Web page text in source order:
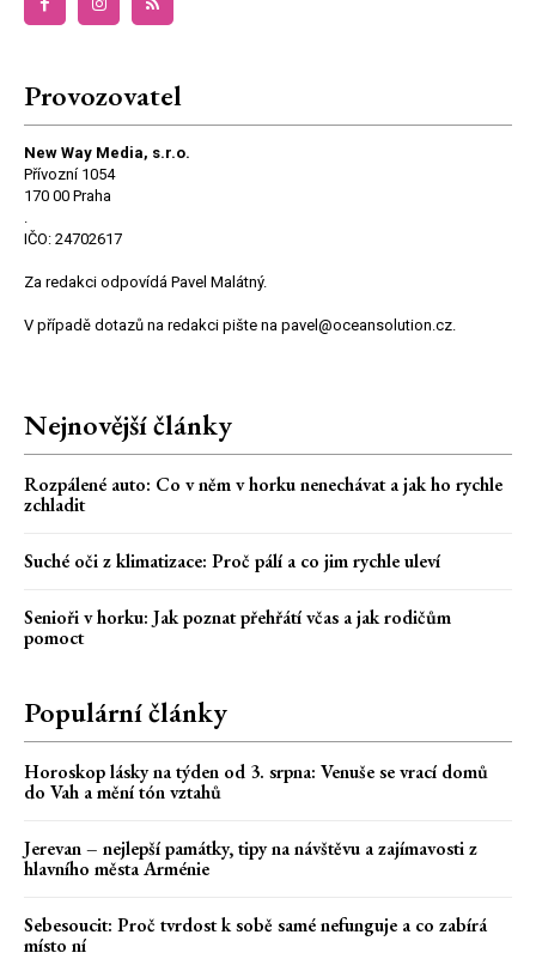
Provozovatel
New Way Media, s.r.o.
Přívozní 1054
170 00 Praha
.
IČO: 24702617
Za redakci odpovídá Pavel Malátný.
V případě dotazů na redakci pište na pavel@oceansolution.cz.
Nejnovější články
Rozpálené auto: Co v něm v horku nenechávat a jak ho rychle
zchladit
Suché oči z klimatizace: Proč pálí a co jim rychle uleví
Senioři v horku: Jak poznat přehřátí včas a jak rodičům
pomoct
Populární články
Horoskop lásky na týden od 3. srpna: Venuše se vrací domů
do Vah a mění tón vztahů
Jerevan – nejlepší památky, tipy na návštěvu a zajímavosti z
hlavního města Arménie
Sebesoucit: Proč tvrdost k sobě samé nefunguje a co zabírá
místo ní